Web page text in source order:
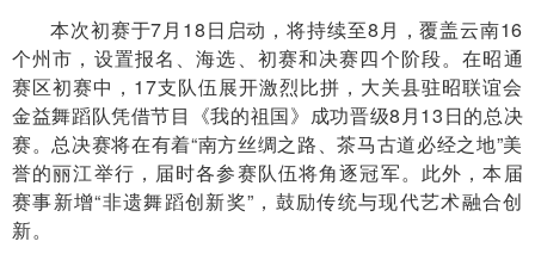
本次初赛于7月18日启动，将持续至8月，覆盖云南16
个州市，设置报名、海选、初赛和决赛四个阶段。在昭通
赛区初赛中，17支队伍展开激烈比拼，大关县驻昭联谊会
金益舞蹈队凭借节目《我的祖国》成功晋级8月13日的总决
赛。总决赛将在有着“南方丝绸之路、茶马古道必经之地”美
誉的丽江举行，届时各参赛队伍将角逐冠军。此外，本届
赛事新增“非遗舞蹈创新奖”，鼓励传统与现代艺术融合创
新。